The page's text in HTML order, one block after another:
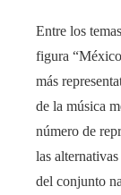
Entre los
figura
más
de la música
número de
las
del conjunto